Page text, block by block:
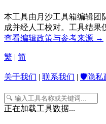
本工具由月沙工具箱编辑团
成并经人工校对。工具结果
查看编辑政策与参考来源 →
繁 | 简
关于我们 | 联系我们 | 🛡️隐私
正在加载工具数据...